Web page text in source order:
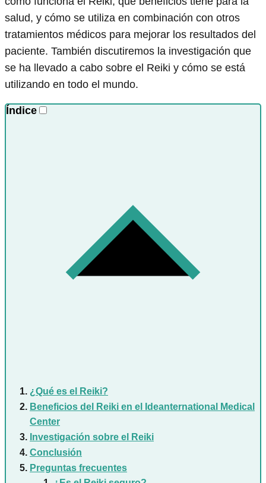
salud, y cómo se utiliza en combinación con otros
tratamientos médicos para mejorar los resultados del
paciente. También discutiremos la investigación que
se ha llevado a cabo sobre el Reiki y cómo se está
utilizando en todo el mundo.
Índice
¿Qué es el Reiki?
Beneficios del Reiki en el Ideanternational Medical
Center
Investigación sobre el Reiki
Conclusión
Preguntas frecuentes